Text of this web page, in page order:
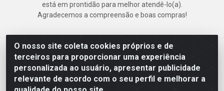
O nosso site coleta cookies próprios e de
terceiros para proporcionar uma experiência
personalizada ao usuário, apresentar publicidade
relevante de acordo com o seu perfil e melhorar a
está em prontidão para melhor atendê-lo(a).
Agradecemos a compreensão e boas compras!
Deskontão Atacado - Av. Marechal Mascarenhas de Morais, 2471 -
Imbiribeira - Recife/PE - CEP 51.150-001 - CNPJ 24.150.377/0003-
57